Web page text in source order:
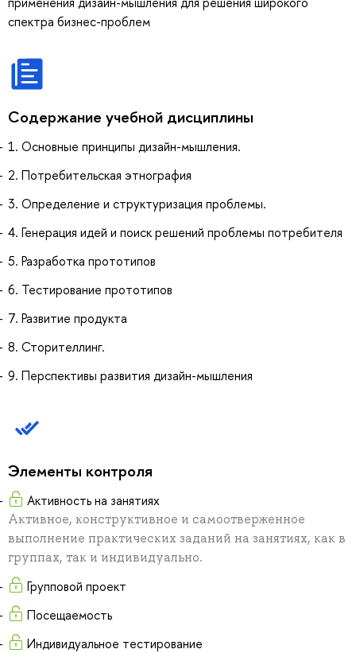
спектра бизнес-проблем
Содержание учебной дисциплины
1. Основные принципы дизайн-мышления.
2. Потребительская этнография
3. Определение и структуризация проблемы.
4. Генерация идей и поиск решений проблемы потребителя
5. Разработка прототипов
6. Тестирование прототипов
7. Развитие продукта
8. Сторителлинг.
9. Перспективы развития дизайн-мышления
Элементы контроля
Активность на занятиях
Активное, конструктивное и самоотверженное
выполнение практических заданий на занятиях, как в
группах, так и индивидуально.
Групповой проект
Посещаемость
Индивидуальное тестирование